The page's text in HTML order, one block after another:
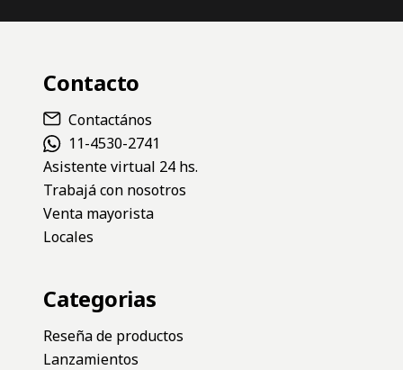
Contacto
Contactános
11-4530-2741
Asistente virtual 24 hs.
Trabajá con nosotros
Venta mayorista
Locales
Categorias
Reseña de productos
Lanzamientos